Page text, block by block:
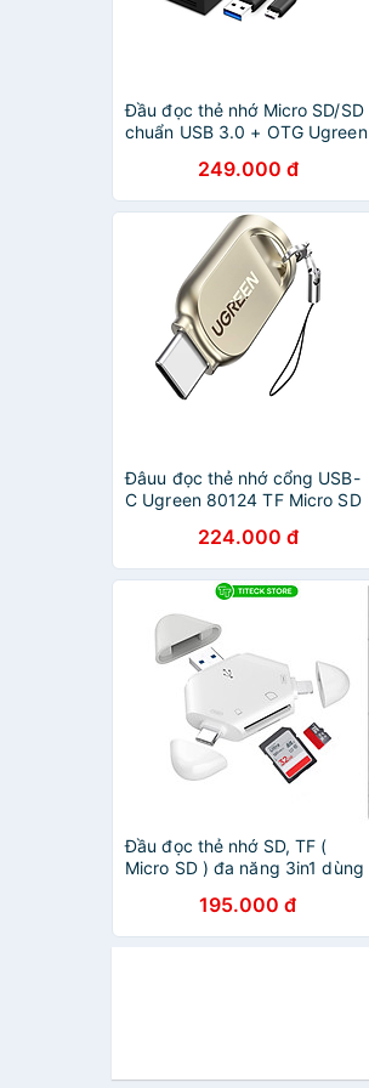
Đầu đọc thẻ nhớ Micro SD/SD
chuẩn USB 3.0 + OTG Ugreen
249.000 đ
Đâuu đọc thẻ nhớ cổng USB-
C Ugreen 80124 TF Micro SD
224.000 đ
Đầu đọc thẻ nhớ SD, TF (
Micro SD ) đa năng 3in1 dùng
Android, máy tính, PC, laptop
195.000 đ